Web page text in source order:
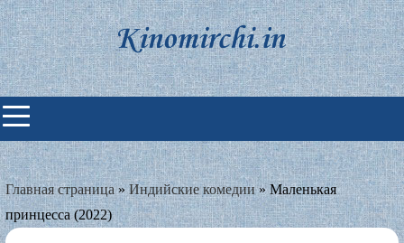
Skip
to
content
Индийские фильмы смотреть
онлайн
Главная страница»Индийские комедии»Маленькая
принцесса (2022)